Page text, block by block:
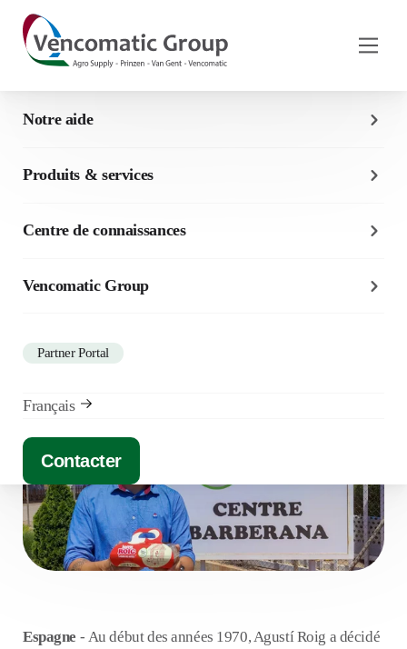
Notre aide
Produits & services
Centre de connaissances
Vencomatic Group
Partner Portal
Français
Contacter
Chez Ous Roig, ils nous
racontent leur expérience avec
Espagne - Au début des années 1970, Agustí Roig a décidé